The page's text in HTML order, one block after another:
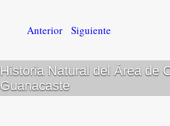
Anterior Siguiente
Historia Natural del Área de
Guanacaste